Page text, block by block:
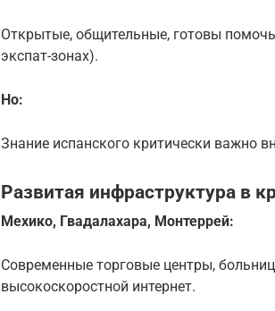
Открытые, общительные, готовы
экспат-зонах).
Но:
Знание испанского критически важно
Развитая инфраструктура в
Мехико, Гвадалахара, Монтеррей:
Современные торговые центры,
высокоскоростной интернет.